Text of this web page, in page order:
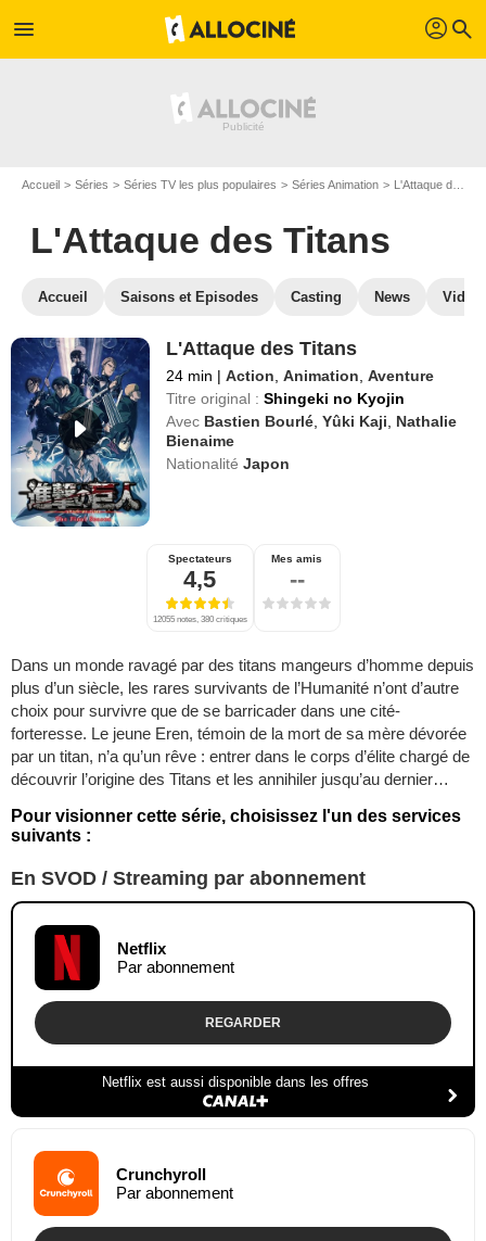
menu profil search
Accueil Séries Séries TV les plus populaires Séries Animation L'Attaque des Titans
L'Attaque des Titans
Accueil Saisons et Episodes Casting News
L'Attaque des Titans
24 min | Action ,Animation ,Aventure
Titre original : Shingeki no Kyojin
Avec Bastien Bourlé ,Yûki Kaji
Nathalie
Bienaime
Nationalité Japon
Spectateurs
4,5
12055 notes, 380 critiques
Mes amis
--
Dans un monde ravagé par des titans mangeurs d’homme depuis
plus d’un siècle, les rares survivants de l’Humanité n’ont d’autre
choix pour survivre que de se barricader dans une cité-
forteresse. Le jeune Eren, témoin de la mort de sa mère dévorée
par un titan, n’a qu’un rêve : entrer dans le corps d’élite chargé de
découvrir l’origine des Titans et les annihiler jusqu’au dernier…
Pour visionner cette série, choisissez l'un des services
suivants :
En SVOD / Streaming par abonnement
Netflix
Par abonnement
REGARDER
Netflix est aussi disponible dans les offres
Crunchyroll
Par abonnement